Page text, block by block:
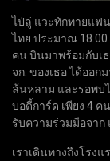
ไป๋ลู่ แวะทักทายแฟ
ไทย ประมาณ
คน บินมาพร้อมกับเ
จก. ของเธอ ได้ออก
ล้นหลาม และรอพบ
บอดี้การ์ด เพียง 4
รับความร่วมมือจาก
เราเดินทางถึงโรง